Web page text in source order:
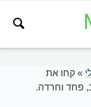
» קחו את
פחד וחרדה.